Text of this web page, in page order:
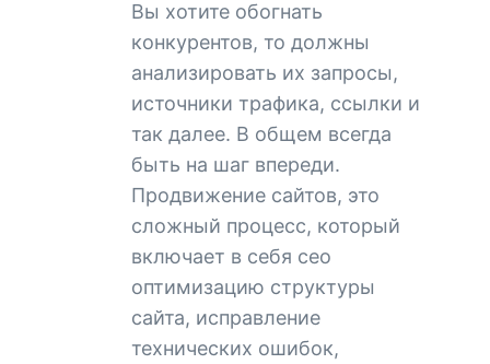
Вы хотите обогнать
конкурентов, то должны
анализировать их запросы,
источники трафика, ссылки и
так далее. В общем всегда
быть на шаг впереди.
Продвижение сайтов, это
сложный процесс, который
включает в себя сео
оптимизацию структуры
сайта, исправление
технических ошибок,